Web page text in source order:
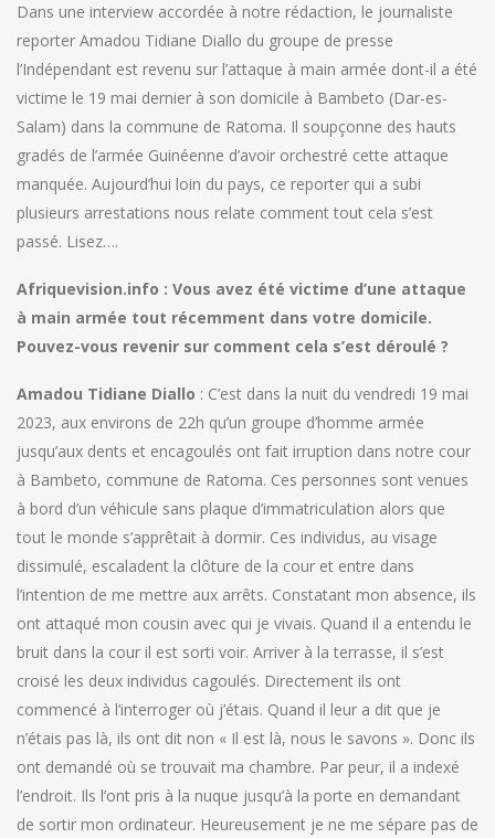
Dans une interview accordée à notre rédaction, le journaliste
reporter Amadou Tidiane Diallo du groupe de presse
l’Indépendant est revenu sur l’attaque à main armée dont-il a été
victime le 19 mai dernier à son domicile à Bambeto (Dar-es-
Salam) dans la commune de Ratoma. Il soupçonne des hauts
gradés de l’armée Guinéenne d’avoir orchestré cette attaque
manquée. Aujourd’hui loin du pays, ce reporter qui a subi
plusieurs arrestations nous relate comment tout cela s’est
passé. Lisez….
Afriquevision.info : Vous avez été victime d’une attaque
à main armée tout récemment dans votre domicile.
Pouvez-vous revenir sur comment cela s’est déroulé ?
Amadou Tidiane Diallo : C’est dans la nuit du vendredi 19 mai
2023, aux environs de 22h qu’un groupe d’homme armée
jusqu’aux dents et encagoulés ont fait irruption dans notre cour
à Bambeto, commune de Ratoma. Ces personnes sont venues
à bord d’un véhicule sans plaque d’immatriculation alors que
tout le monde s’apprêtait à dormir. Ces individus, au visage
dissimulé, escaladent la clôture de la cour et entre dans
l’intention de me mettre aux arrêts. Constatant mon absence, ils
ont attaqué mon cousin avec qui je vivais. Quand il a entendu le
bruit dans la cour il est sorti voir. Arriver à la terrasse, il s’est
croisé les deux individus cagoulés. Directement ils ont
commencé à l’interroger où j’étais. Quand il leur a dit que je
n’étais pas là, ils ont dit non « Il est là, nous le savons ». Donc ils
ont demandé où se trouvait ma chambre. Par peur, il a indexé
l’endroit. Ils l’ont pris à la nuque jusqu’à la porte en demandant
de sortir mon ordinateur. Heureusement je ne me sépare pas de